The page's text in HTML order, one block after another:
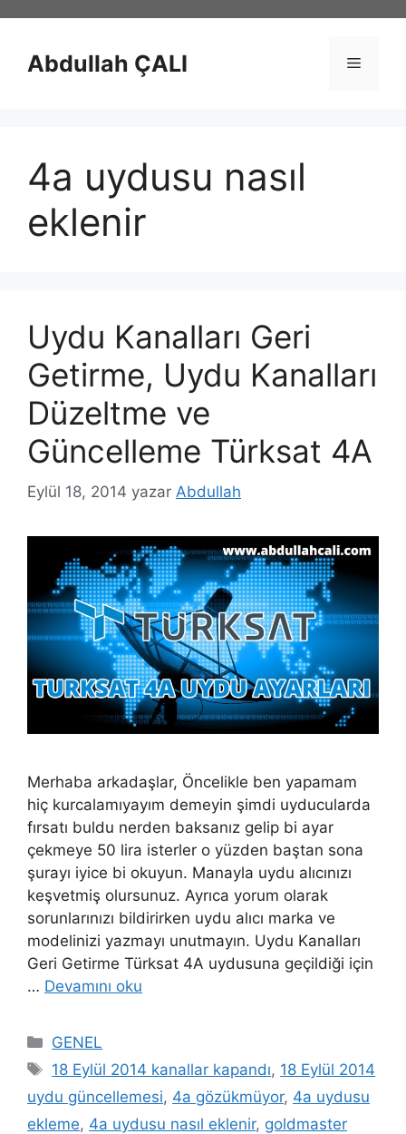
Abdullah ÇALI Menü
4a uydusu nasıl
eklenir
Uydu Kanalları Geri
Getirme, Uydu Kanalları
Düzeltme ve
Güncelleme Türksat 4A
Eylül 18, 2014 yazar Abdullah
Merhaba arkadaşlar, Öncelikle ben yapamam
hiç kurcalamıyayım demeyin şimdi uyducularda
fırsatı buldu nerden baksanız gelip bi ayar
çekmeye 50 lira isterler o yüzden baştan sona
şurayı iyice bi okuyun. Manayla uydu alıcınızı
keşvetmiş olursunuz. Ayrıca yorum olarak
sorunlarınızı bildirirken uydu alıcı marka ve
modelinizi yazmayı unutmayın. Uydu Kanalları
Geri Getirme Türksat 4A uydusuna geçildiği için
… Devamını oku
Kategoriler
GENEL
Etiketler
18 Eylül 2014 kanallar kapandı, 18 Eylül 2014
uydu güncellemesi, 4a gözükmüyor, 4a uydusu
ekleme, 4a uydusu nasıl eklenir, goldmaster